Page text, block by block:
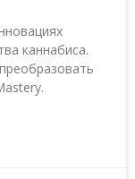
каннабиса.